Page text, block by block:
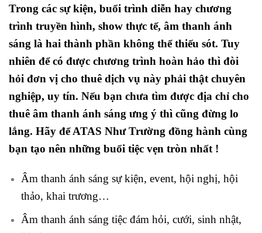
Trong các sự kiện, buổi trình diễn hay chương
trình truyền hình, show thực tế, âm thanh ánh
sáng là hai thành phần không thể thiếu sót. Tuy
nhiên để có được chương trình hoàn hảo thì đòi
hỏi đơn vị cho thuê dịch vụ này phải thật chuyên
nghiệp, uy tín. Nếu bạn chưa tìm được địa chỉ cho
thuê âm thanh ánh sáng ưng ý thì cũng đừng lo
lắng. Hãy để ATAS Như Trường đồng hành cùng
bạn tạo nên những buổi tiệc vẹn tròn nhất !
Âm thanh ánh sáng sự kiện, event, hội nghị, hội
thảo, khai trương…
Âm thanh ánh sáng tiệc đám hỏi, cưới, sinh nhật,